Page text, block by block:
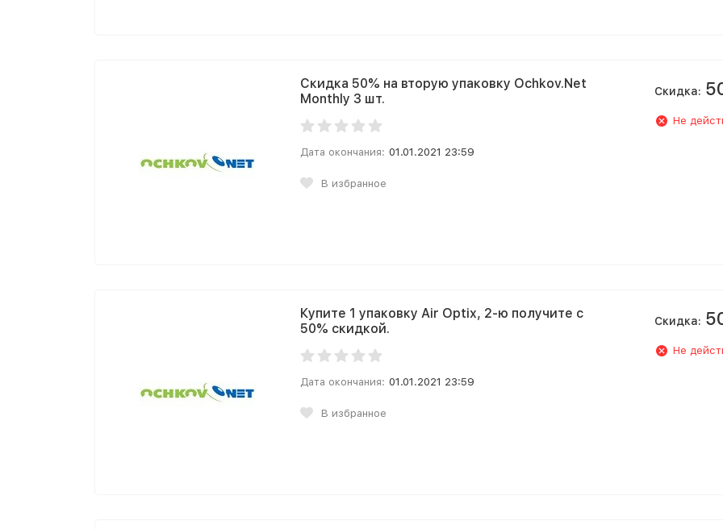
Скидка 50% на вторую упаковку Ochkov.Net
Monthly 3 шт.
Дата окончания: 01.01.2021 23:59
В избранное
Скидка:
Не
Купите 1 упаковку Air Optix, 2-ю получите с
50% скидкой.
Дата окончания: 01.01.2021 23:59
В избранное
Скидка:
Не